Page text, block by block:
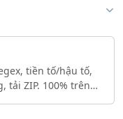
tiền tố/hậu tố,
tải ZIP. 100% trên